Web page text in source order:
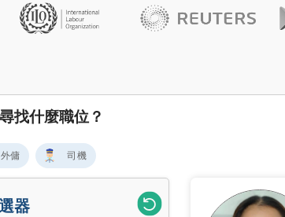
找什麼職位？
外傭 司機
器